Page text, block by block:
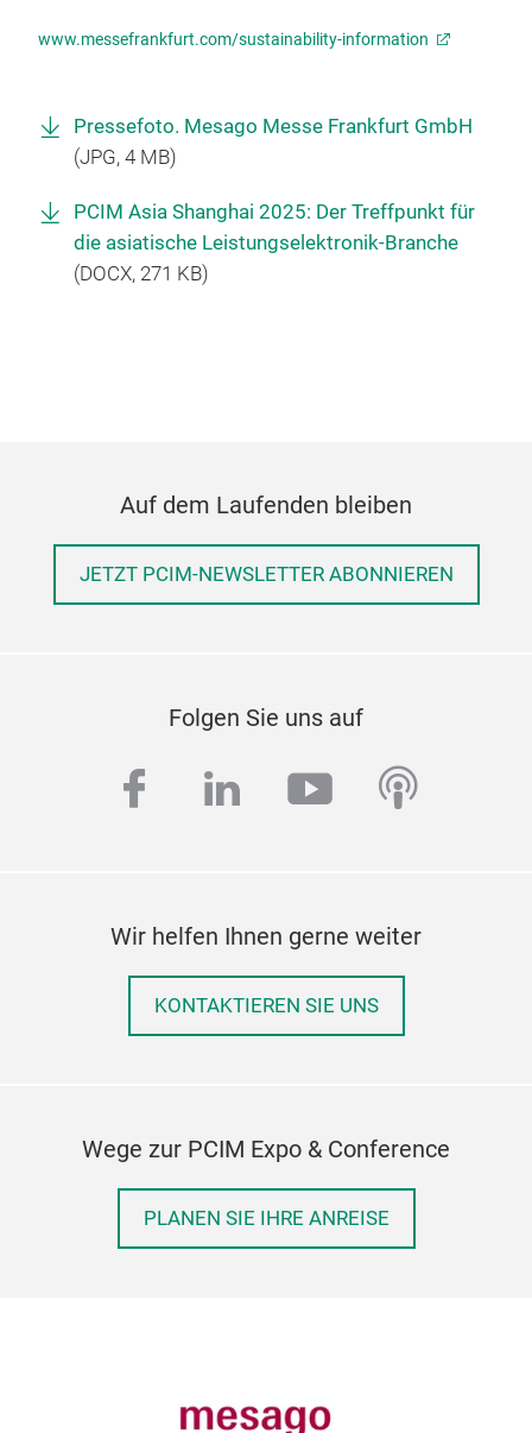
www.messefrankfurt.com/sustainability-information
Pressefoto. Mesago Messe Frankfurt GmbH
(JPG, 4 MB)
PCIM Asia Shanghai 2025: Der Treffpunkt für
die asiatische Leistungselektronik-Branche
(DOCX, 271 KB)
Auf dem Laufenden bleiben
JETZT PCIM-NEWSLETTER ABONNIEREN
Folgen Sie uns auf
facebook
linkedinyoutube
Wir helfen Ihnen gerne weiter
KONTAKTIEREN SIE UNS
Wege zur PCIM Expo & Conference
PLANEN SIE IHRE ANREISE